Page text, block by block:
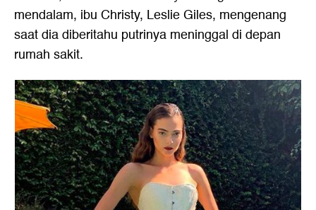
mendalam, ibu Christy, Leslie Giles, mengenang
saat dia diberitahu putrinya meninggal di depan
rumah sakit.